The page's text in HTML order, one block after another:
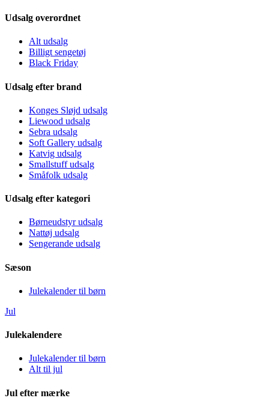
Udsalg overordnet
Alt udsalg
Billigt sengetøj
Black Friday
Udsalg efter brand
Konges Sløjd udsalg
Liewood udsalg
Sebra udsalg
Soft Gallery udsalg
Katvig udsalg
Smallstuff udsalg
Småfolk udsalg
Udsalg efter kategori
Børneudstyr udsalg
Nattøj udsalg
Sengerande udsalg
Sæson
Julekalender til børn
Jul
Julekalendere
Julekalender til børn
Alt til jul
Jul efter mærke